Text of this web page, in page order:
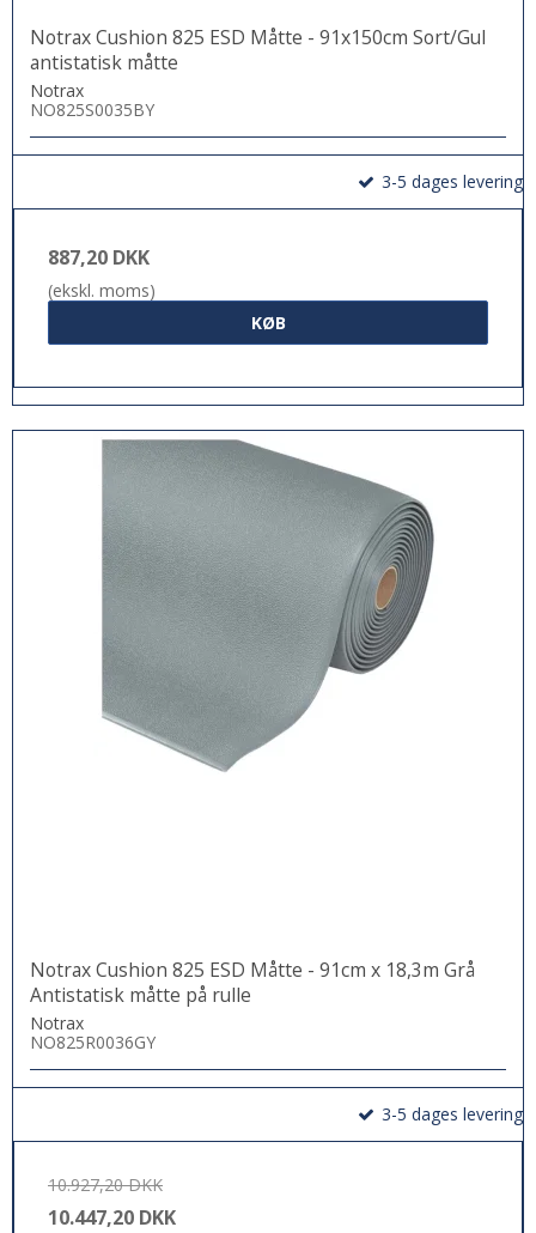
Notrax Cushion 825 ESD Måtte - 91x150cm Sort/Gul
antistatisk måtte
Notrax
NO825S0035BY
3-5 dages levering
887,20 DKK
(ekskl. moms)
KØB
Notrax Cushion 825 ESD Måtte - 91cm x 18,3m Grå
Antistatisk måtte på rulle
Notrax
NO825R0036GY
3-5 dages levering
10.927,20 DKK
10.447,20 DKK